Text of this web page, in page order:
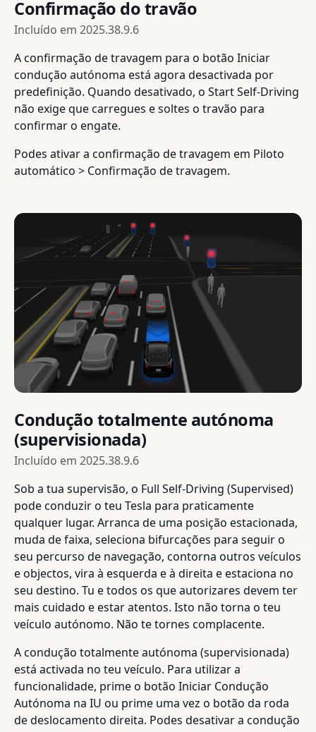
Confirmação do travão
Incluído em 2025.38.9.6
A confirmação de travagem para o botão Iniciar
condução autónoma está agora desactivada por
predefinição. Quando desativado, o Start Self-Driving
não exige que carregues e soltes o travão para
confirmar o engate.
Podes ativar a confirmação de travagem em Piloto
automático > Confirmação de travagem.
Condução totalmente autónoma
(supervisionada)
Incluído em 2025.38.9.6
Sob a tua supervisão, o Full Self-Driving (Supervised)
pode conduzir o teu Tesla para praticamente
qualquer lugar. Arranca de uma posição estacionada,
muda de faixa, seleciona bifurcações para seguir o
seu percurso de navegação, contorna outros veículos
e objectos, vira à esquerda e à direita e estaciona no
seu destino. Tu e todos os que autorizares devem ter
mais cuidado e estar atentos. Isto não torna o teu
veículo autónomo. Não te tornes complacente.
A condução totalmente autónoma (supervisionada)
está activada no teu veículo. Para utilizar a
funcionalidade, prime o botão Iniciar Condução
Autónoma na IU ou prime uma vez o botão da roda
de deslocamento direita. Podes desativar a condução